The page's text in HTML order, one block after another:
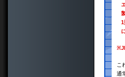
1
※
こ
通